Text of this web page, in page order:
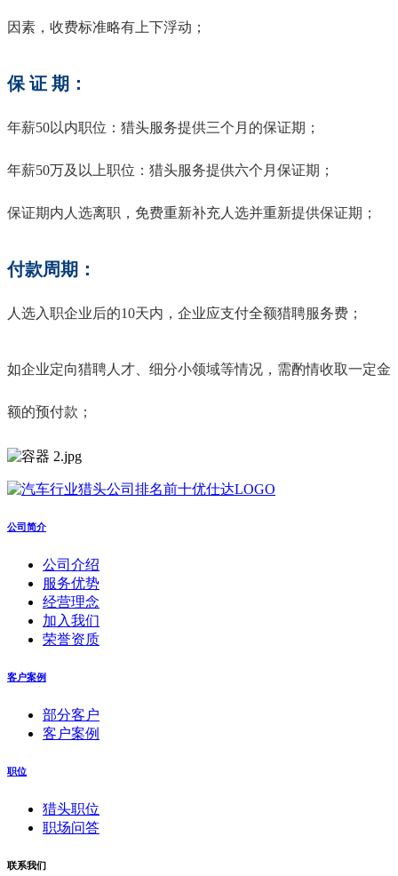
因素，收费标准略有上下浮动；
保 证 期：
年薪50以内职位：猎头服务提供三个月的保证期；
年薪50万及以上职位：猎头服务提供六个月保证期；
保证期内人选离职，免费重新补充人选并重新提供保证期；
付款周期：
人选入职企业后的10天内，企业应支付全额猎聘服务费；
如企业定向猎聘人才、细分小领域等情况，需酌情收取一定金
额的预付款；
公司简介
公司介绍
服务优势
经营理念
加入我们
荣誉资质
客户案例
部分客户
客户案例
职位
猎头职位
职场问答
联系我们